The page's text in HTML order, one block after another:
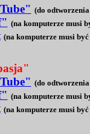
(do
(na komputerze musi
(na komputerze musi
(do
(na komputerze musi
(na komputerze musi